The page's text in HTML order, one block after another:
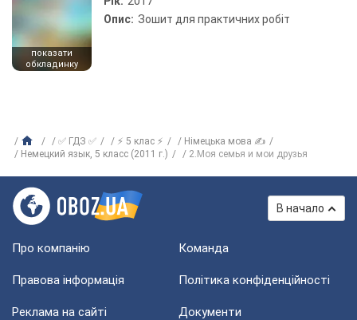
показати
обкладинку
Опис: Зошит для практичних робіт
✅ ГДЗ ✅ ⚡ 5 клас ⚡
Німецька мова ✍
Немецкий язык, 5 класс (2011 г.)
2.Моя семья и мои друзья
В начало
Про компанію Команда
Правова інформація Політика конфіденційності
Реклама на сайті Документи